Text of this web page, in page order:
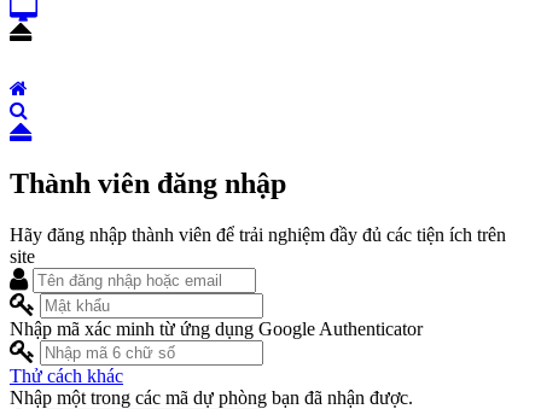
Thành viên đăng nhập
Hãy đăng nhập thành viên để trải nghiệm đầy đủ các tiện ích trên
site
Nhập mã xác minh từ ứng dụng Google Authenticator
Thử cách khác
Nhập một trong các mã dự phòng bạn đã nhận được.